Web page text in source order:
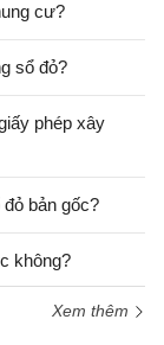
cư?
sổ đỏ?
phép xây
bản gốc?
không?
Xem thêm